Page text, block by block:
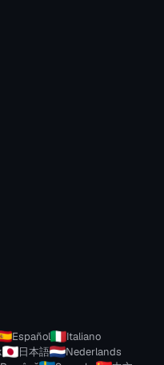
Español
Italiano
日本語
Nederlands